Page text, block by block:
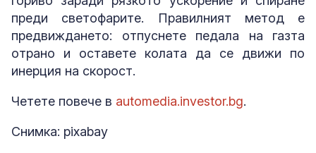
преди светофарите. Правилният метод е
предвиждането: отпуснете педала на газта
отрано и оставете колата да се движи по
инерция на скорост.
Четете повече в automedia.investor.bg.
Снимка: pixabay